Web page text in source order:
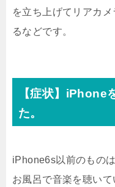
を立ち上げてリアカ
るなどです。
【症状】iPhone
た。
iPhone6s以前のもの
お風呂で音楽を聴い